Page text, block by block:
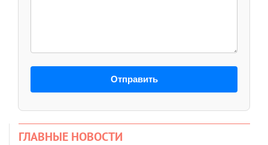
Отправить
ГЛАВНЫЕ НОВОСТИ